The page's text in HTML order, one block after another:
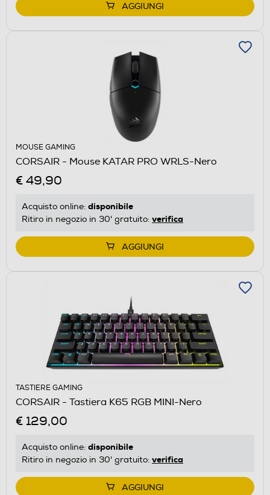
AGGIUNGI
MOUSE GAMING
CORSAIR - Mouse KATAR PRO WRLS-Nero
€ 49,90
Acquisto online: disponibile
Ritiro in negozio in 30' gratuito: verifica
AGGIUNGI
TASTIERE GAMING
CORSAIR - Tastiera K65 RGB MINI-Nero
€ 129,00
Acquisto online: disponibile
Ritiro in negozio in 30' gratuito: verifica
AGGIUNGI